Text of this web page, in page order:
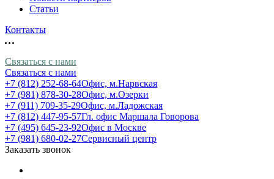
Статьи
Контакты
Связаться с нами
Связаться с нами
+7 (812) 252-68-64Офис, м.Нарвская
+7 (981) 878-30-28Офис, м.Озерки
+7 (911) 709-35-29Офис, м.Ладожская
+7 (812) 447-95-57Гл. офис Маршала Говорова
+7 (495) 645-23-92Офис в Москве
+7 (981) 680-02-27Сервисный центр
Заказать звонок